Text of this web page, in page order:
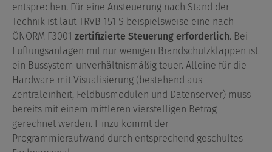
entsprechen. Für eine Ansteuerung nach Stand der
Technik ist laut TRVB 151 S beispielsweise eine nach
ÖNORM F3001 zertifizierte Steuerung erforderlich. Bei
Lüftungsanlagen mit nur wenigen Brandschutzklappen ist
ein Bussystem unverhältnismäßig teuer. Alleine für die
Hardware mit Visualisierung (bestehend aus
Zentraleinheit, Feldbusmodulen und Datenserver) muss
bereits mit einem mittleren vierstelligen Betrag
gerechnet werden. Hinzu kommt der
Programmieraufwand durch entsprechend geschultes